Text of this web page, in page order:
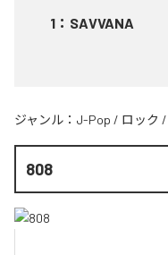
1 ： SAVVANA
ジャンル： J-Pop / ロック /
808